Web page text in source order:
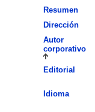
Resumen
Dirección
Autor
corporativo
Editorial
Idioma